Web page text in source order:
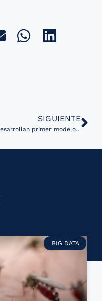
SIGUIENTE
Desarrollan primer modelo de IA para diagnóstico de cáncer de tiroides
BIG DATA